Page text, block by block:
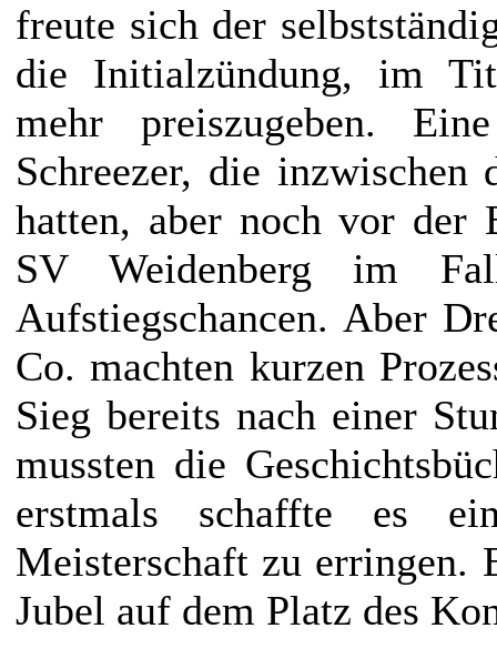
freute sich der
die Initialzündung, im
mehr preiszugeben.
Schreezer, die inzwischen
hatten, aber noch vor der
SV Weidenberg im
Aufstiegschancen. Aber
Co. machten kurzen
Sieg bereits nach einer
mussten die
erstmals schaffte es
Meisterschaft zu erringen.
Jubel auf dem Platz des